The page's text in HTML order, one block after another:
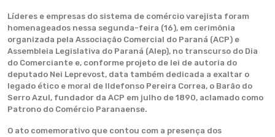
Líderes e empresas do sistema de comércio varejista foram
homenageados nessa segunda-feira (16), em cerimônia
organizada pela Associação Comercial do Paraná (ACP) e
Assembleia Legislativa do Paraná (Alep), no transcurso do Dia
do Comerciante e, conforme projeto de lei de autoria do
deputado Nei Leprevost, data também dedicada a exaltar o
legado ético e moral de Ildefonso Pereira Correa, o Barão do
Serro Azul, fundador da ACP em julho de 1890, aclamado como
Patrono do Comércio Paranaense.
O ato comemorativo que contou com a presença dos